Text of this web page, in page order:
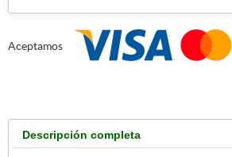
Aceptamos
Descripción completa